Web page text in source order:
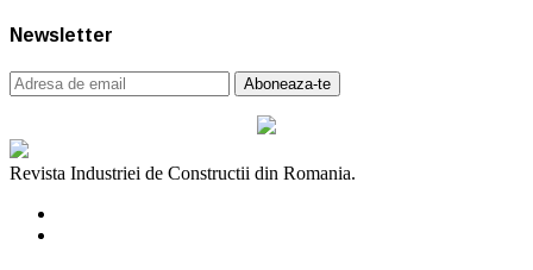
Newsletter
Revista Industriei de Constructii din Romania.